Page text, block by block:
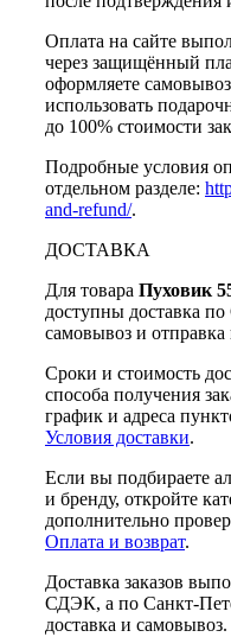
Оплата на сайте
через защищённый
оформляете
использовать
до 100% стоимости
Подробные условия
отдельном разделе:
and-refund/.
ДОСТАВКА
Для товара Пуховик
доступны доставка
самовывоз и отправка
Сроки и стоимость
способа получения
график и адреса
Условия доставки.
Если вы подбираете
и бренду, откройте
дополнительно
Оплата и возврат.
Доставка заказов
СДЭК, а по Санкт-
доставка и самовывоз.